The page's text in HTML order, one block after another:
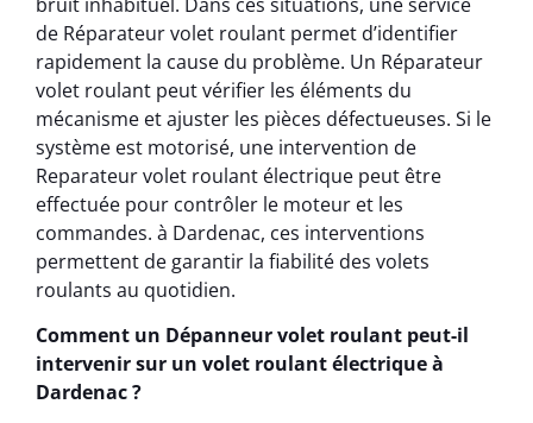
de Réparateur volet roulant permet d’identifier
rapidement la cause du problème. Un Réparateur
volet roulant peut vérifier les éléments du
mécanisme et ajuster les pièces défectueuses. Si le
système est motorisé, une intervention de
Reparateur volet roulant électrique peut être
effectuée pour contrôler le moteur et les
commandes. à Dardenac, ces interventions
permettent de garantir la fiabilité des volets
roulants au quotidien.
Comment un Dépanneur volet roulant peut-il
intervenir sur un volet roulant électrique à
Dardenac ?